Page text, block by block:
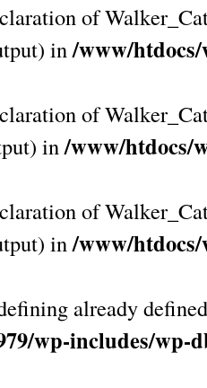
of
in/www/htdocs/
of
in/www/htdocs/
of
in/www/htdocs/
already
wp-includes/wp-